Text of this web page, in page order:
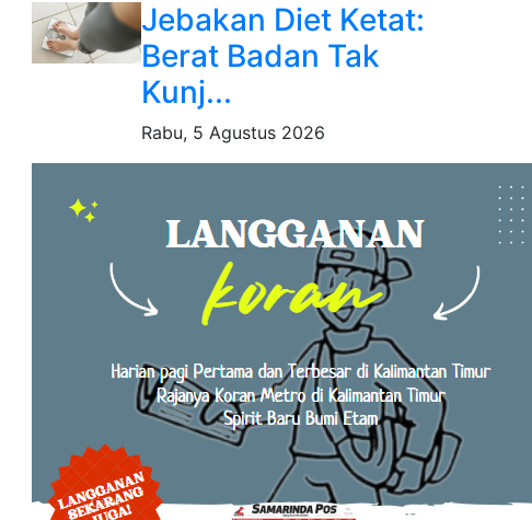
Jebakan Diet Ketat:
Berat Badan Tak
Kunj...
Rabu, 5 Agustus 2026